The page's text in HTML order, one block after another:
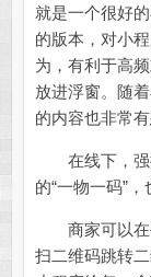
就是一个很好
的版本，对小
为，有利于高
放进浮窗。随
的内容也非常有
在线下，强
的“一物一码”，
商家可以在
扫二维码跳转